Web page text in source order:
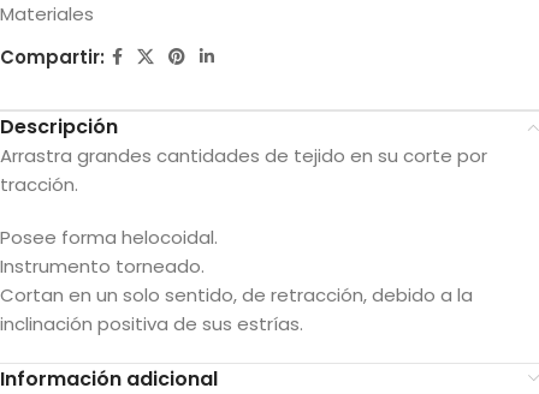
Materiales
Compartir:
Descripción
Arrastra grandes cantidades de tejido en su corte por
tracción.
Posee forma helocoidal.
Instrumento torneado.
Cortan en un solo sentido, de retracción, debido a la
inclinación positiva de sus estrías.
Información adicional